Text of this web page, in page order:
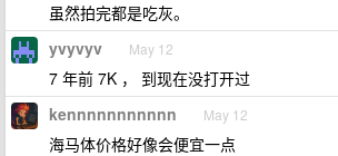
虽然拍完都是吃灰。
yvyvyv May 12
7 年前 7K ， 到现在没打开过
kennnnnnnnnnn May 12
海马体价格好像会便宜一点